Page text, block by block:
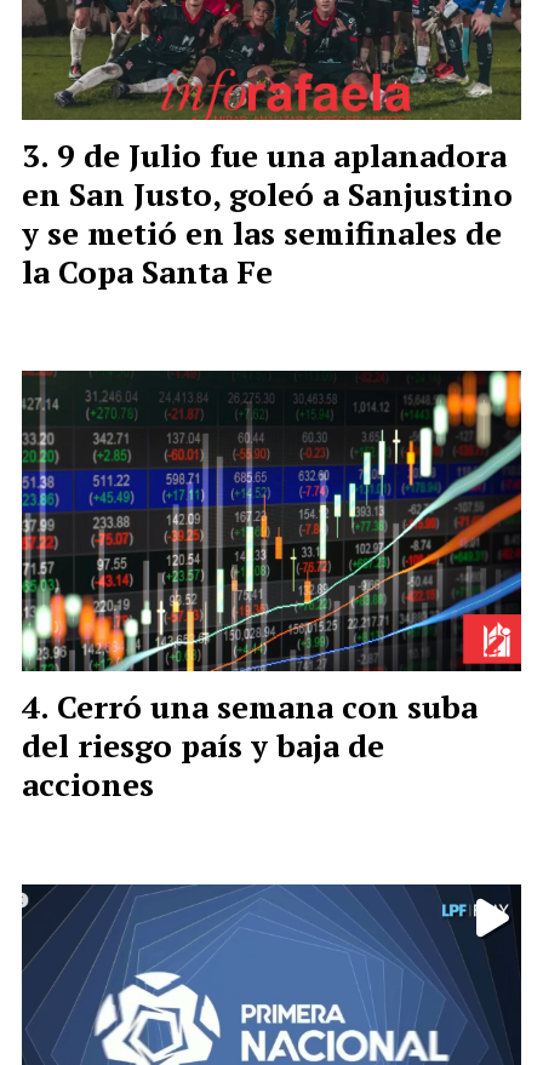
9 de Julio fue una aplanadora
en San Justo, goleó a Sanjustino
y se metió en las semifinales de
la Copa Santa Fe
Cerró una semana con suba
del riesgo país y baja de
acciones